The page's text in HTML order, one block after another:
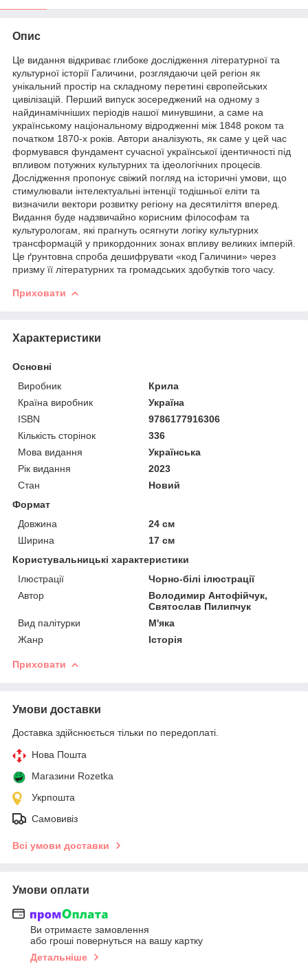
Опис
Це видання відкриває глибоке дослідження літературної та
культурної історії Галичини, розглядаючи цей регіон як
унікальний простір на складному перетині європейських
цивілізацій. Перший випуск зосереджений на одному з
найдинамічніших періодів нашої минувшини, а саме на
українському національному відродженні між 1848 роком та
початком 1870-х років. Автори аналізують, як саме у цей час
формувався фундамент сучасної української ідентичності під
впливом потужних культурних та ідеологічних процесів.
Дослідження пропонує свіжий погляд на історичні умови, що
стимулювали інтелектуальні інтенції тодішньої еліти та
визначили вектори розвитку регіону на десятиліття вперед.
Видання буде надзвичайно корисним філософам та
культурологам, які прагнуть осягнути логіку культурних
трансформацій у прикордонних зонах впливу великих імперій.
Це ґрунтовна спроба дешифрувати «код Галичини» через
призму її літературних та громадських здобутків того часу.
Приховати
Характеристики
Основні
Виробник
Крила
Країна виробник
Україна
ISBN
9786177916306
Кількість сторінок
336
Мова видання
Українська
Рік видання
2023
Стан
Новий
Формат
Довжина
24 см
Ширина
17 см
Користувальницькі характеристики
Ілюстрації
Чорно-білі ілюстрації
Автор
Володимир Антофійчук,
Святослав Пилипчук
Вид палітурки
М'яка
Жанр
Історія
Приховати
Умови доставки
Доставка здійснюється тільки по передоплаті.
Нова Пошта
Магазини Rozetka
Укрпошта
Самовивіз
Всі умови доставки
Умови оплати
Ви отримаєте замовлення
або гроші повернуться на вашу картку
Детальніше